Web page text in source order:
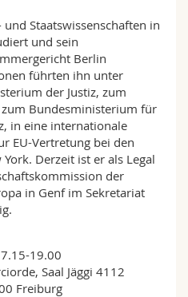
und Staatswissenschaften in
und sein
Berlin
führten ihn unter
der Justiz, zum
Bundesministerium für
in eine internationale
EU-Vertretung bei den
Derzeit ist er als Legal
der
in Genf im Sekretariat
19.00
Saal Jäggi 4112
Freiburg